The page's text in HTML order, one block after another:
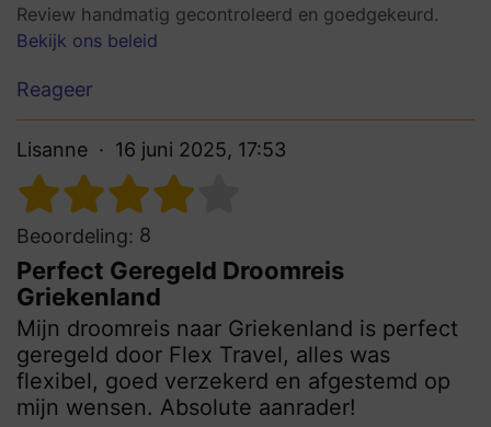
Review handmatig gecontroleerd en goedgekeurd.
Bekijk ons beleid
Reageer
Lisanne 16 juni 2025, 17:53
Beoordeling: 8
Perfect Geregeld Droomreis
Griekenland
Mijn droomreis naar Griekenland is perfect
geregeld door Flex Travel, alles was
flexibel, goed verzekerd en afgestemd op
mijn wensen. Absolute aanrader!